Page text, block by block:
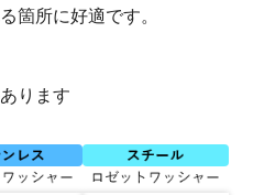
箇所に好適です。
ります